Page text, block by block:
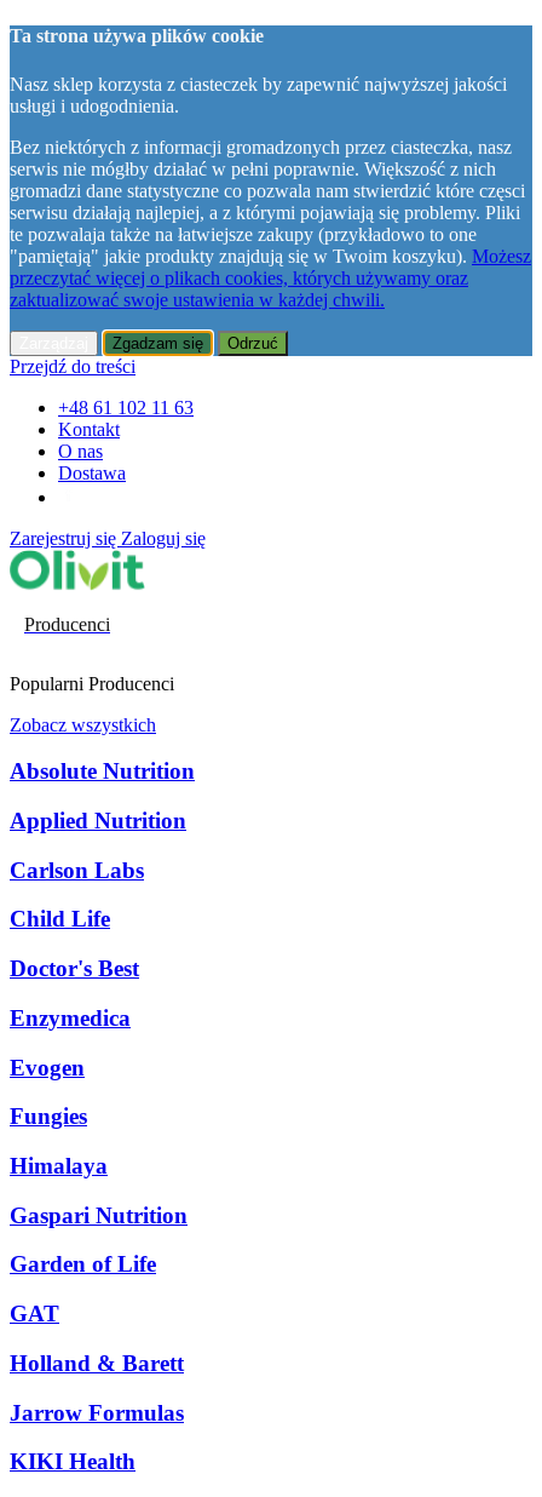
Ta strona używa plików cookie
Nasz sklep korzysta z ciasteczek by zapewnić najwyższej jakości
usługi i udogodnienia.
Bez niektórych z informacji gromadzonych przez ciasteczka, nasz
serwis nie mógłby działać w pełni poprawnie. Większość z nich
gromadzi dane statystyczne co pozwala nam stwierdzić które częsci
serwisu działają najlepiej, a z którymi pojawiają się problemy. Pliki
te pozwalaja także na łatwiejsze zakupy (przykładowo to one
"pamiętają" jakie produkty znajdują się w Twoim koszyku). Możesz
przeczytać więcej o plikach cookies, których używamy oraz
zaktualizować swoje ustawienia w każdej chwili.
Zgadzam się Odrzuć
Przejdź do treści
+48 61 102 11 63
Kontakt
O nas
Dostawa
Zarejestruj się Zaloguj się
Producenci
Popularni Producenci
Zobacz wszystkich
Absolute Nutrition
Applied Nutrition
Carlson Labs
Child Life
Doctor's Best
Enzymedica
Evogen
Fungies
Himalaya
Gaspari Nutrition
Garden of Life
GAT
Holland & Barett
Jarrow Formulas
KIKI Health